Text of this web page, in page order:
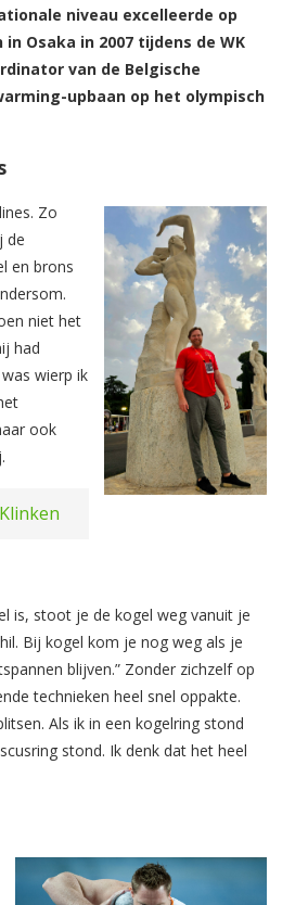
niveau excelleerde op
Osaka in 2007 tijdens de WK
van de Belgische
upbaan op het olympisch
Zo
de
en brons
niet het
had
wierp ik
ook
is, stoot je de kogel weg vanuit je
Bij kogel kom je nog weg als je
blijven.” Zonder zichzelf op
technieken heel snel oppakte.
Als ik in een kogelring stond
stond. Ik denk dat het heel